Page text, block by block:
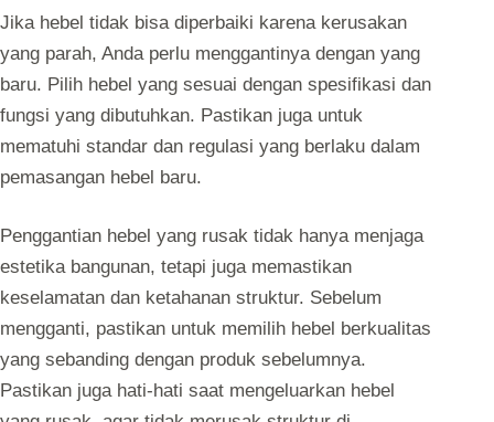
Jika hebel tidak bisa diperbaiki karena kerusakan
yang parah, Anda perlu menggantinya dengan yang
baru. Pilih hebel yang sesuai dengan spesifikasi dan
fungsi yang dibutuhkan. Pastikan juga untuk
mematuhi standar dan regulasi yang berlaku dalam
pemasangan hebel baru.
Penggantian hebel yang rusak tidak hanya menjaga
estetika bangunan, tetapi juga memastikan
keselamatan dan ketahanan struktur. Sebelum
mengganti, pastikan untuk memilih hebel berkualitas
yang sebanding dengan produk sebelumnya.
Pastikan juga hati-hati saat mengeluarkan hebel